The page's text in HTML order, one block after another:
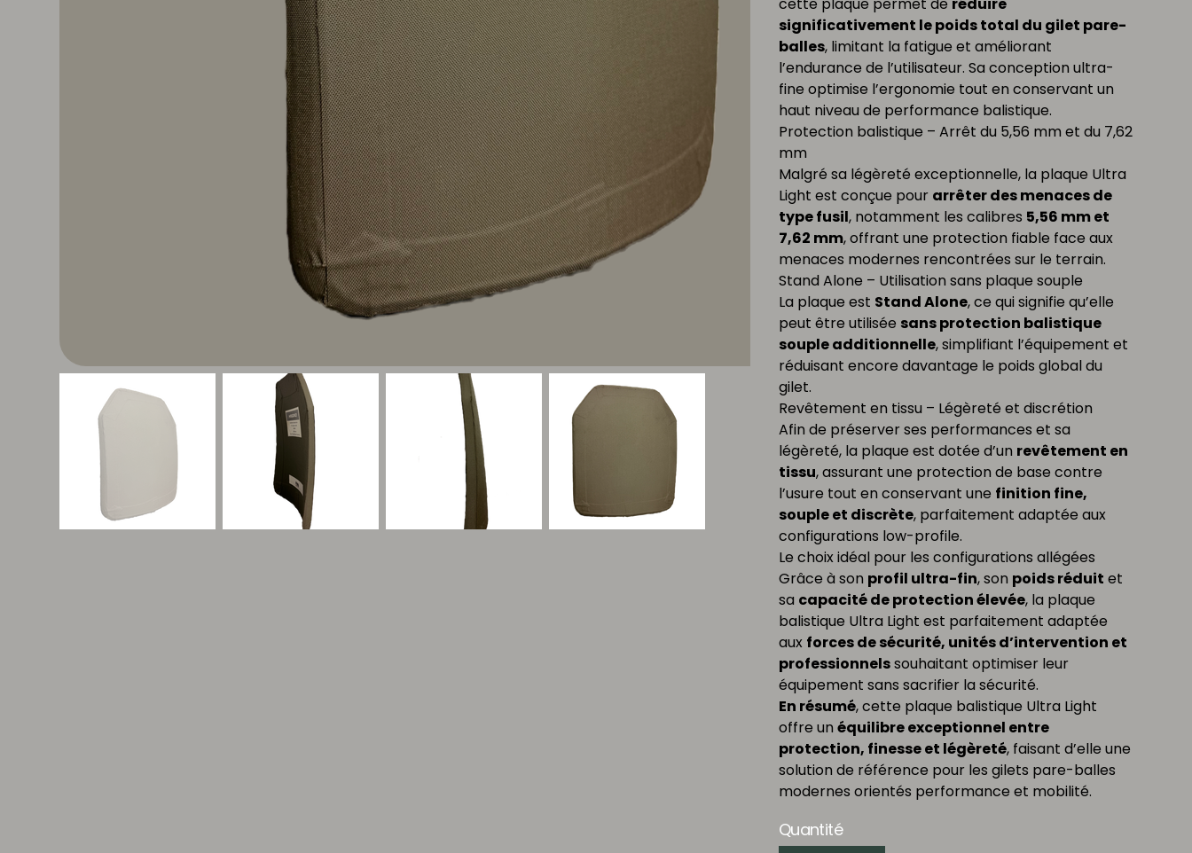
significativement le poids total du gilet pare-
balles, limitant la fatigue et améliorant
l’endurance de l’utilisateur. Sa conception ultra-
fine optimise l’ergonomie tout en conservant un
haut niveau de performance balistique.
Protection balistique – Arrêt du 5,56 mm et du 7,62
mm
Malgré sa légèreté exceptionnelle, la plaque Ultra
Light est conçue pour arrêter des menaces de
type fusil, notamment les calibres 5,56 mm et
7,62 mm, offrant une protection fiable face aux
menaces modernes rencontrées sur le terrain.
Stand Alone – Utilisation sans plaque souple
La plaque est Stand Alone, ce qui signifie qu’elle
peut être utilisée sans protection balistique
souple additionnelle, simplifiant l’équipement et
réduisant encore davantage le poids global du
gilet.
Revêtement en tissu – Légèreté et discrétion
Afin de préserver ses performances et sa
légèreté, la plaque est dotée d’un revêtement en
tissu, assurant une protection de base contre
l’usure tout en conservant une finition fine,
souple et discrète, parfaitement adaptée aux
configurations low-profile.
Le choix idéal pour les configurations allégées
Grâce à son profil ultra-fin, son poids réduit et
sa capacité de protection élevée, la plaque
balistique Ultra Light est parfaitement adaptée
aux forces de sécurité, unités d’intervention et
professionnelssouhaitant optimiser leur
équipement sans sacrifier la sécurité.
En résumé, cette plaque balistique Ultra Light
offre unéquilibre exceptionnel entre
protection, finesse et légèreté, faisant d’elle une
solution de référence pour les gilets pare-balles
modernes orientés performance et mobilité.
Quantité